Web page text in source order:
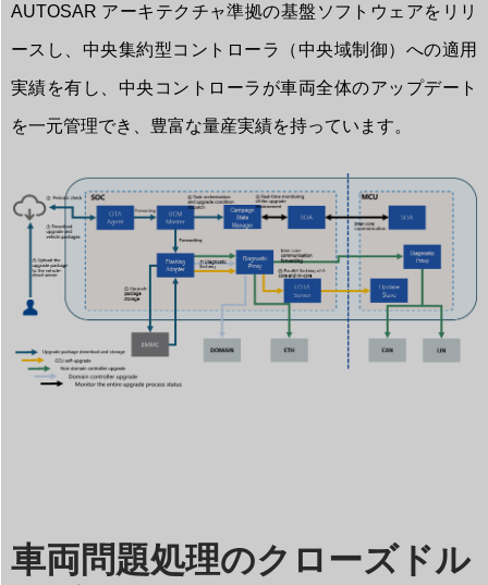
AUTOSAR アーキテクチャ準拠の基盤ソフトウェアをリリ
ースし、中央集約型コントローラ（中央域制御）への適用
実績を有し、中央コントローラが車両全体のアップデート
を一元管理でき、豊富な量産実績を持っています。
車両問題処理のクローズドル